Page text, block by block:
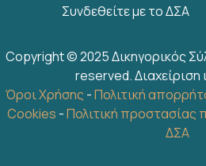
Εκπτωτικό
Δικηγορικού
Συνδεθείτε με το ΔΣΑ
Copyright © 2025 Δικηγορικός
reserved.Διαχείριση
Όροι Χρήσης -Πολιτική
Cookies -Πολιτική
ΔΣΑ